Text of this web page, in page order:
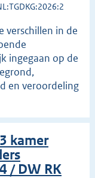
verschillen in de
ingegaan op de
en veroordeling
kamer
/ DW RK